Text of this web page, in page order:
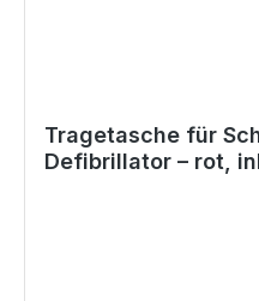
Tragetasche für
Defibrillator – rot,